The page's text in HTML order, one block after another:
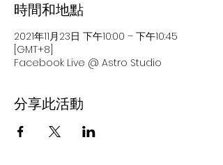
時間和地點
2021年11月23日 下午10:00 – 下午10:45
[GMT+8]
Facebook Live @ Astro Studio
分享此活動